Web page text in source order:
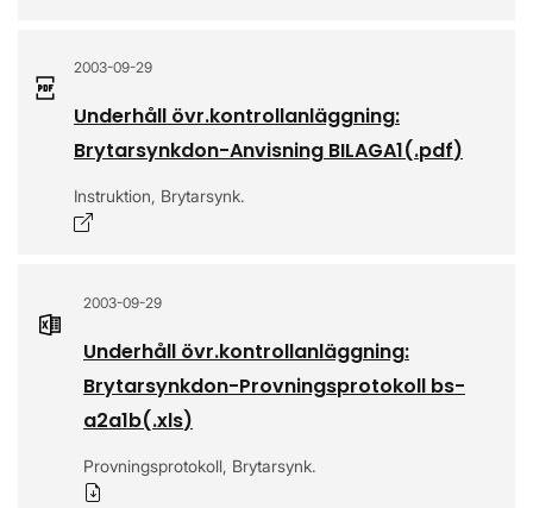
2003-09-29
Underhåll övr.kontrollanläggning:
Brytarsynkdon-Anvisning BILAGA1(.pdf)
Instruktion, Brytarsynk.
2003-09-29
Underhåll övr.kontrollanläggning:
Brytarsynkdon-Provningsprotokoll bs-
a2a1b(.xls)
Provningsprotokoll, Brytarsynk.